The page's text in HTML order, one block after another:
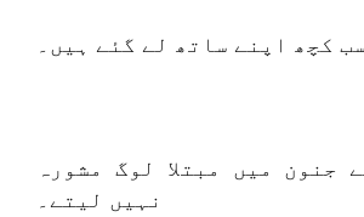
کچھ اپنے ساتھ لے گئے ہیں۔
جنون میں مبتلا لوگ مشورہ
نہیں لیتے۔